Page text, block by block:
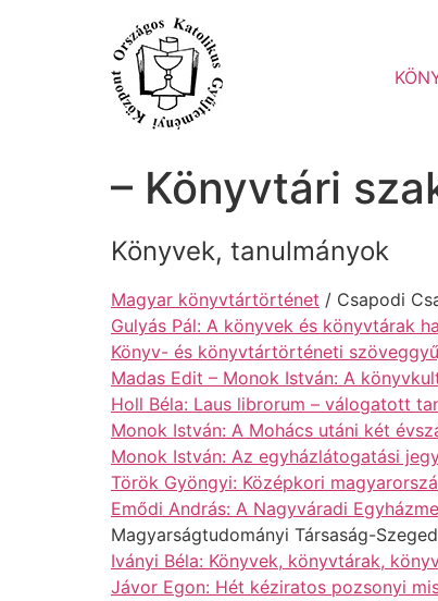
– Könyvtári
Könyvek, tanulmányok
Magyar könyvtártörténet / Csapodi
Gulyás Pál: A könyvek és könyvtárak
Könyv- és könyvtártörténeti
Madas Edit – Monok István: A
Holl Béla: Laus librorum – válogatott
Monok István: A Mohács utáni két
Monok István: Az egyházlátogatási
Török Gyöngyi: Középkori
Emődi András: A Nagyváradi
Magyarságtudományi Társaság-
Iványi Béla: Könyvek, könyvtárak,
Jávor Egon: Hét kéziratos pozsonyi